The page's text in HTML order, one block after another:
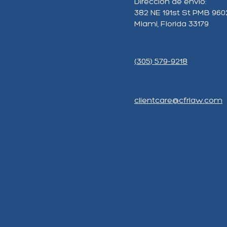
Dirección de envio:
382 NE 191st St PMB
Miami, Florida 33179
(305) 579-9218
clientcare@cfrlaw.com